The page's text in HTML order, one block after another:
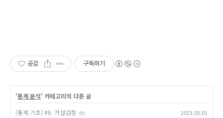
공감 구독하기
'통계 분석' 카테고리의 다른 글
[통계 기초] #6. 가설검정
(0) 2023.05.01